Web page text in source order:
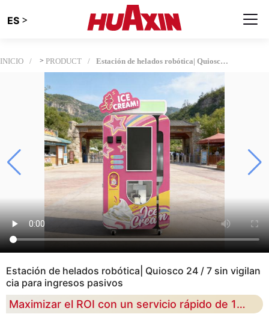
ES >
INICIO > PRODUCT Estación de helados robótica| Quiosco 24 / 7 sin vigilancia para ingresos pasivos
Estación de helados robótica| Quiosco 24 / 7 sin vigilan
cia para ingresos pasivos
Maximizar el ROI con un servicio rápido de 15 segundos y una precisión de textura superior al 43%